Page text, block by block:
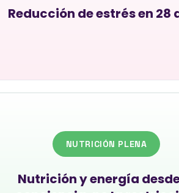
Reducción de estrés en 28
NUTRICIÓN PLENA
Nutrición y energía